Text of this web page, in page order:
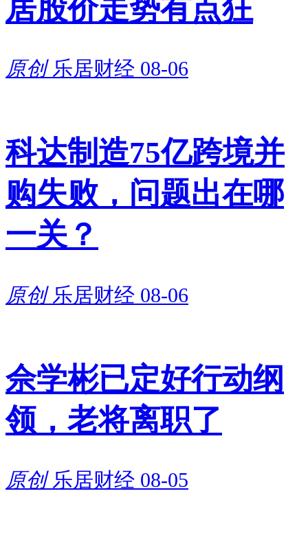
周期波动的韧性。
整体来看，佳饰家上市筹备节奏
规材料更新事项，不存在经营层
面重大问题。随着招股材料全部
更新完毕，佳饰家正式再度踏上
IPO 闯关之路，资本市场前景值
得期待。
居股价走势有点狂
原创 乐居财经 08-06
科达制造75亿跨境并
购失败，问题出在哪
一关？
原创 乐居财经 08-06
佘学彬已定好行动纲
领，老将离职了
原创 乐居财经 08-05